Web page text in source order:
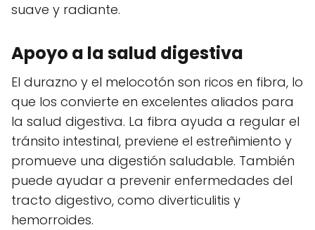
suave y radiante.
Apoyo a la salud digestiva
El durazno y el melocotón son ricos en fibra, lo
que los convierte en excelentes aliados para
la salud digestiva. La fibra ayuda a regular el
tránsito intestinal, previene el estreñimiento y
promueve una digestión saludable. También
puede ayudar a prevenir enfermedades del
tracto digestivo, como diverticulitis y
hemorroides.